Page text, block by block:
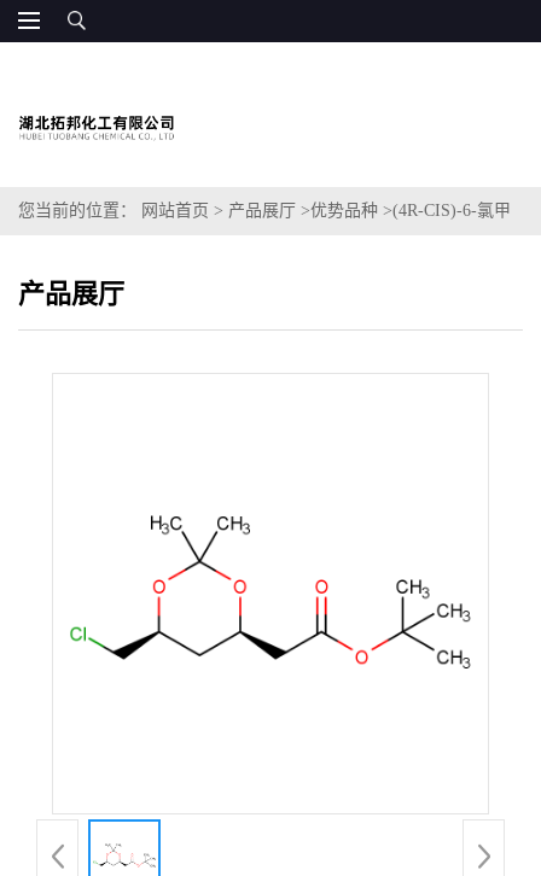
您当前的位置： 网站首页 > 产品展厅 >优势品种 >(4R-CIS)-6-氯甲
产品展厅